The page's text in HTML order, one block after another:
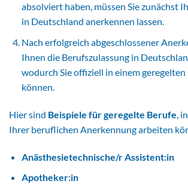
absolviert haben, müssen Sie zunächst
in Deutschland anerkennen lassen.
Nach erfolgreich abgeschlossener
Ihnen die Berufszulassung in
wodurch Sie offiziell in einem
können.
Hier sind Beispiele für geregelte Berufe,
Ihrer beruflichen Anerkennung arbeiten
Anästhesietechnische/r Assistent:in
Apotheker:in